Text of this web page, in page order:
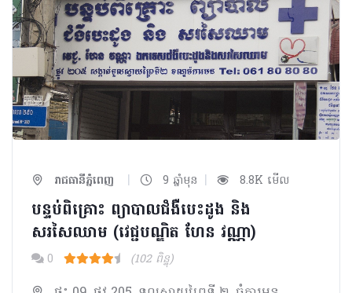
រាជធានីភ្នំពេញ | 9 ឆ្នាំមុន | 8.8K មើល
បន្ទប់ពិគ្រោះ ព្យាបាលជំងឺបេះដូង និង
សរសៃឈាម (វេជ្ជបណ្ឌិត ហែន វណ្ណា)
0 (102 ពិន្ទុ)